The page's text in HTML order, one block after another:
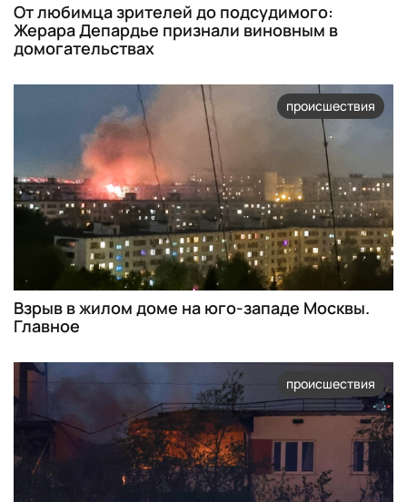
От любимца зрителей до подсудимого:
Жерара Депардье признали виновным в
домогательствах
происшествия
Взрыв в жилом доме на юго-западе Москвы.
Главное
происшествия